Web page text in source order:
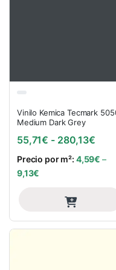
Vinilo Kemica Tecmark
Medium Dark Grey
55,71€ - 280,13€
Precio por m²: 4,59€ –
9,13€